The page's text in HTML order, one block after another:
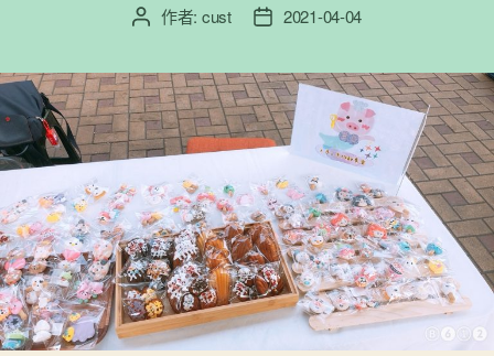
文
者
作者: cust
文
佈
日
期
2021-04-04